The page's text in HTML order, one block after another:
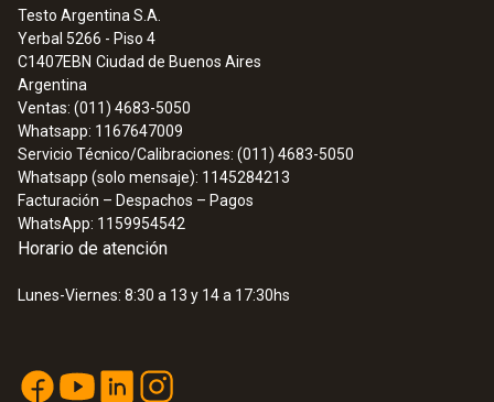
Testo Argentina S.A.
Yerbal 5266 - Piso 4
C1407EBN Ciudad de Buenos Aires
Argentina
Ventas: (011) 4683-5050
Whatsapp: 1167647009
Servicio Técnico/Calibraciones: (011) 4683-5050
Whatsapp (solo mensaje): 1145284213
Facturación – Despachos – Pagos
WhatsApp: 1159954542
Horario de atención
Lunes-Viernes: 8:30 a 13 y 14 a 17:30hs